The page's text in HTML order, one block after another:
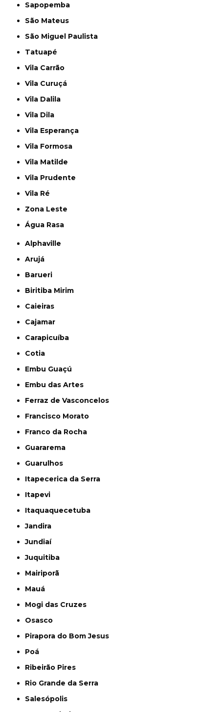
Sapopemba
São Mateus
São Miguel Paulista
Tatuapé
Vila Carrão
Vila Curuçá
Vila Dalila
Vila Dila
Vila Esperança
Vila Formosa
Vila Matilde
Vila Prudente
Vila Ré
Zona Leste
Água Rasa
Alphaville
Arujá
Barueri
Biritiba Mirim
Caieiras
Cajamar
Carapicuíba
Cotia
Embu Guaçú
Embu das Artes
Ferraz de Vasconcelos
Francisco Morato
Franco da Rocha
Guararema
Guarulhos
Itapecerica da Serra
Itapevi
Itaquaquecetuba
Jandira
Jundiaí
Juquitiba
Mairiporã
Mauá
Mogi das Cruzes
Osasco
Pirapora do Bom Jesus
Poá
Ribeirão Pires
Rio Grande da Serra
Salesópolis